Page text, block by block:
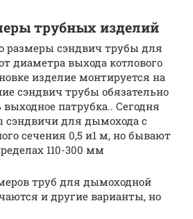
трубных изделий
размеры сэндвич трубы для
диаметра выхода котлового
изделие монтируется на
сэндвич трубы обязательно
патрубка.. Сегодня
сэндвичи для дымохода с
сечения 0,5 и1 м, но бывают
110-300 мм
труб для дымоходной
и другие варианты, но